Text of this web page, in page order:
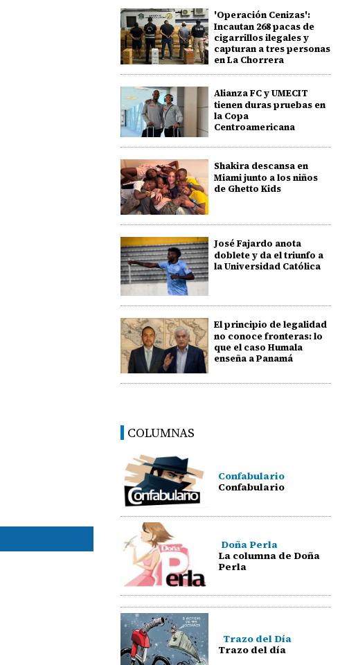
'Operación Cenizas':
Incautan 268 pacas de
cigarrillos ilegales y
capturan a tres personas
en La Chorrera
Alianza FC y UMECIT
tienen duras pruebas en
la Copa
Centroamericana
Shakira descansa en
Miami junto a los niños
de Ghetto Kids
José Fajardo anota
doblete y da el triunfo a
la Universidad Católica
El principio de legalidad
no conoce fronteras: lo
que el caso Humala
enseña a Panamá
COLUMNAS
Confabulario
Confabulario
Doña Perla
La columna de Doña
Perla
Trazo del Día
Trazo del día